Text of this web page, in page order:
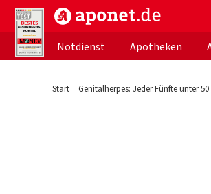
aponet.de - Das offizielle
Notdienst
Apotheken
Start Genitalherpes: Jeder Fünfte unter